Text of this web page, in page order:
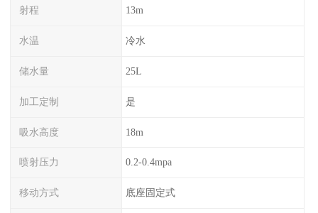
射程 13m
水温 冷水
储水量 25L
加工定制 是
吸水高度 18m
喷射压力 0.2-0.4mpa
移动方式 底座固定式